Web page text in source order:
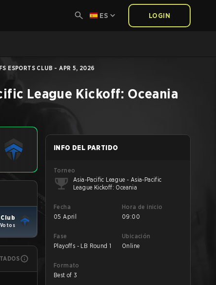
ES LOGIN
ESPORTS CLUB - APR 5, 2026
League Kickoff: Oceania
INFO DEL PARTIDO
Torneo
Asia-Pacific League - Asia-Pacific
League Kickoff: Oceania
Fecha
05 April
Hora de inicio
09:00
Fase
Playoffs - LB Round 1
Ubicación
Online
Formato
Best of 3